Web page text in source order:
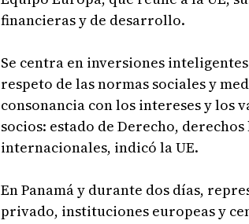
financieras y de desarrollo.
Se centra en inversiones
respeto de las normas sociales y
consonancia con los intereses y los
socios: estado de Derecho,
internacionales, indicó la UE.
En Panamá y durante dos días,
privado, instituciones europeas y